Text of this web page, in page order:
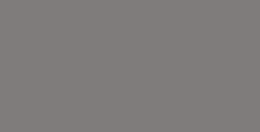
in neuem Fenster)